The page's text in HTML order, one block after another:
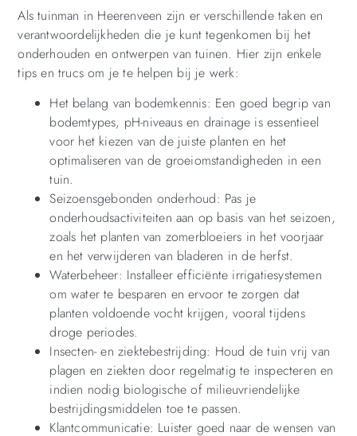
Als tuinman in Heerenveen zijn er verschillende taken en
verantwoordelijkheden die je kunt tegenkomen bij het
onderhouden en ontwerpen van tuinen. Hier zijn enkele
tips en trucs om je te helpen bij je werk:
Het belang van bodemkennis: Een goed begrip van
bodemtypes, pH-niveaus en drainage is essentieel
voor het kiezen van de juiste planten en het
optimaliseren van de groeiomstandigheden in een
tuin.
Seizoensgebonden onderhoud: Pas je
onderhoudsactiviteiten aan op basis van het seizoen,
zoals het planten van zomerbloeiers in het voorjaar
en het verwijderen van bladeren in de herfst.
Waterbeheer: Installeer efficiënte irrigatiesystemen
om water te besparen en ervoor te zorgen dat
planten voldoende vocht krijgen, vooral tijdens
droge periodes.
Insecten- en ziektebestrijding: Houd de tuin vrij van
plagen en ziekten door regelmatig te inspecteren en
indien nodig biologische of milieuvriendelijke
bestrijdingsmiddelen toe te passen.
Klantcommunicatie: Luister goed naar de wensen van